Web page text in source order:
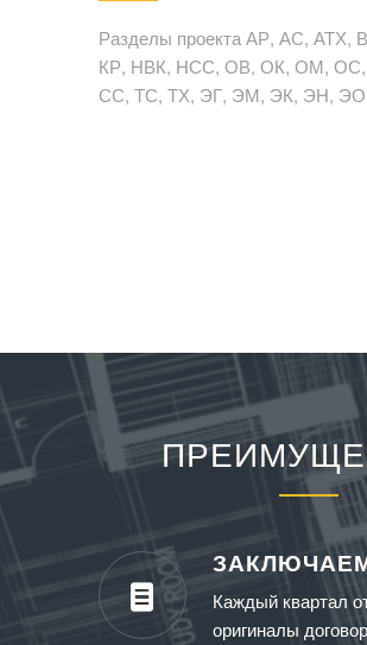
Разделы проекта АР, АС,
КР, НВК, НСС, ОВ, ОК, ОМ, ОС,
СС, ТС, ТХ, ЭГ, ЭМ, ЭК, ЭН,
Каждый квартал
оригиналы